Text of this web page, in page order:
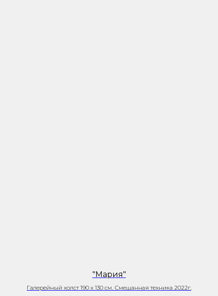
"Мария"
Галерейный холст 190 х 130 см. Смешанная техника 2022г.